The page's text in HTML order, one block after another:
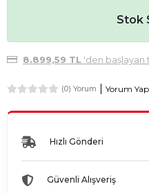
Stok
8.899,59 TL'den başlayan
(0) Yorum Yorum Yap
Hızlı Gönderi
Güvenli Alışveriş